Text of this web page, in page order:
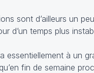
sont d’ailleurs un
d’un temps plus
essentiellement à un
fin de semaine